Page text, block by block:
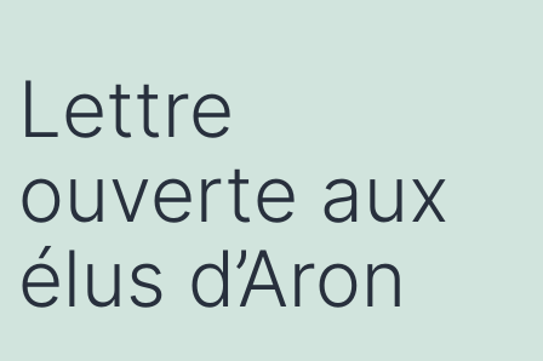
Lettre
ouverte aux
élus d’Aron